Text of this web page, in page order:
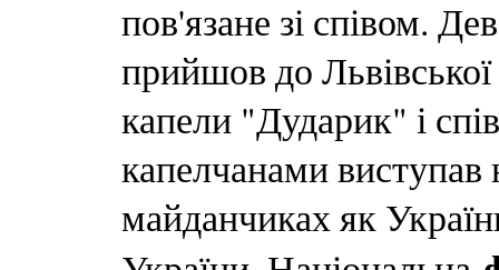
пов'язане зі співом.
прийшов до Львівської
капели "Дударик" і
капелчанами
майданчиках як